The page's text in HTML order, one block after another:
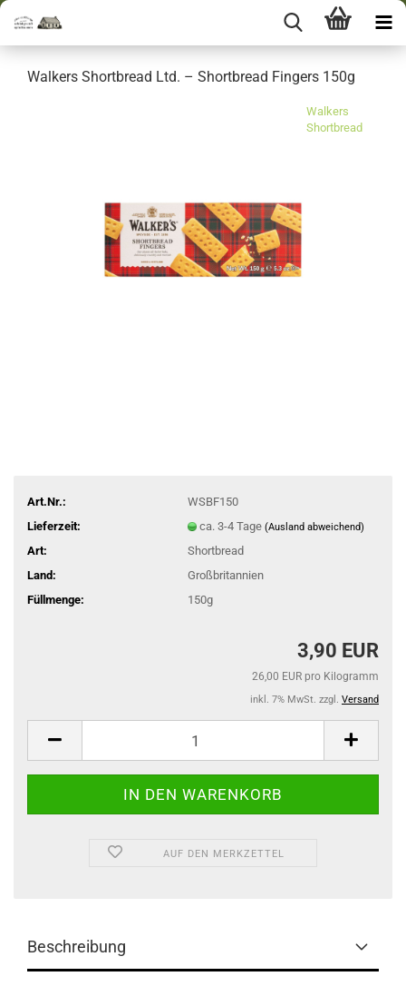
Walkers Shortbread Ltd. – Shortbread Fingers 150g
Walkers
Shortbread
Art.Nr.:
WSBF150
Lieferzeit:
ca. 3-4 Tage (Ausland abweichend)
Art:
Shortbread
Land:
Großbritannien
Füllmenge:
150g
3,90 EUR
26,00 EUR pro Kilogramm
inkl. 7% MwSt. zzgl. Versand
AUF DEN MERKZETTEL
Beschreibung